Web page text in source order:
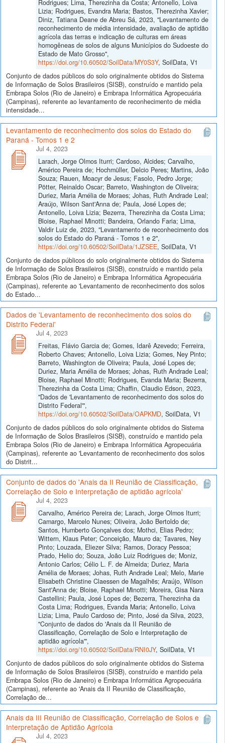
Rodrigues; Lima, Therezinha da Costa; Antonello, Loiva
Lizia; Rodrigues, Evandra Maria; Bastos, Therezinha Xavier;
Diniz, Tatiana Deane de Abreu Sá, 2023, "Levantamento de
reconhecimento de média intensidade, avaliação de aptidão
agrícola das terras e indicação de culturas em áreas
homogêneas de solos de alguns Municípios do Sudoeste do
Estado de Mato Grosso",
https://doi.org/10.60502/SoilData/MY0S3Y, SoilData, V1
Conjunto de dados públicos do solo originalmente obtidos do Sistema
de Informação de Solos Brasileiros (SISB), construído e mantido pela
Embrapa Solos (Rio de Janeiro) e Embrapa Informática Agropecuária
(Campinas), referente ao levantamento de reconhecimento de média
intensidade...
Levantamento de reconhecimento dos solos do Estado do
Paraná - Tomos 1 e 2
Jul 4, 2023
Larach, Jorge Olmos Iturri; Cardoso, Alcides; Carvalho,
Américo Pereira de; Hochmüller, Delcio Peres; Martins, João
Souza; Rauen, Moacyr de Jesus; Fasolo, Pedro Jorge;
Pötter, Reinaldo Oscar; Barreto, Washington de Oliveira;
Duriez, Maria Amélia de Moraes; Johas, Ruth Andrade Leal;
Araújo, Wilson Sant'Anna de; Paula, José Lopes de;
Antonello, Loiva Lizia; Bezerra, Therezinha da Costa Lima;
Bloise, Raphael Minotti; Bandeira, Orlando Faria; Lima,
Valdir Luiz de, 2023, "Levantamento de reconhecimento dos
solos do Estado do Paraná - Tomos 1 e 2",
https://doi.org/10.60502/SoilData/1JZSEE, SoilData, V1
Conjunto de dados públicos do solo originalmente obtidos do Sistema
de Informação de Solos Brasileiros (SISB), construído e mantido pela
Embrapa Solos (Rio de Janeiro) e Embrapa Informática Agropecuária
(Campinas), referente ao 'Levantamento de reconhecimento dos solos
do Estado...
Dados de 'Levantamento de reconhecimento dos solos do
Distrito Federal'
Jul 4, 2023
Freitas, Flávio Garcia de; Gomes, Idarê Azevedo; Ferreira,
Roberto Chaves; Antonello, Loiva Lizia; Gomes, Ney Pinto;
Barreto, Washington de Oliveira; Paula, José Lopes de;
Duriez, Maria Amélia de Moraes; Johas, Ruth Andrade Leal;
Bloise, Raphael Minotti; Rodrigues, Evanda Maria; Bezerra,
Therezinha da Costa Lima; Chaffin, Claudio Edson, 2023,
"Dados de 'Levantamento de reconhecimento dos solos do
Distrito Federal'",
https://doi.org/10.60502/SoilData/OAPKMD, SoilData, V1
Conjunto de dados públicos do solo originalmente obtidos do Sistema
de Informação de Solos Brasileiros (SISB), construído e mantido pela
Embrapa Solos (Rio de Janeiro) e Embrapa Informática Agropecuária
(Campinas), referente ao 'Levantamento de reconhecimento dos solos
do Distrit...
Conjunto de dados do 'Anais da II Reunião de Classificação,
Correlação de Solo e Interpretação de aptidão agrícola'
Jul 4, 2023
Carvalho, Américo Pereira de; Larach, Jorge Olmos Iturri;
Camargo, Marcelo Nunes; Oliveira, João Bertoldo de;
Santos, Humberto Gonçalves dos; Mothci, Elias Pedro;
Wittern, Klaus Peter; Conceição, Mauro da; Tavares, Ney
Pinto; Louzada, Eliezer Silva; Ramos, Doracy Pessoa;
Prado, Helio do; Souza, João Luiz Rodrigues de; Moniz,
Antonio Carlos; Célio L. F. de Almeida; Duriez, Maria
Amélia de Moraes; Johas, Ruth Andrade Leal; Melo, Marie
Elisabeth Christine Claessen de Magalhẽs; Araújo, Wilson
Sant'Anna de; Bloise, Raphael Minotti; Moreira, Gisa Nara
Castellini; Paula, José Lopes de; Bezerra, Therezinha da
Costa Lima; Rodrigues, Evanda Maria; Antonello, Loiva
Lizia; Lima, Paulo Cardoso de; Pinto, José da Silva, 2023,
"Conjunto de dados do 'Anais da II Reunião de
Classificação, Correlação de Solo e Interpretação de
aptidão agrícola'",
https://doi.org/10.60502/SoilData/RNI0JY, SoilData, V1
Conjunto de dados públicos do solo originalmente obtidos do Sistema
de Informação de Solos Brasileiros (SISB), construído e mantido pela
Embrapa Solos (Rio de Janeiro) e Embrapa Informática Agropecuária
(Campinas), referente ao 'Anais da II Reunião de Classificação,
Correlação de...
Anais da III Reunião de Classificação, Correlação de Solos e
Interpretação de Aptidão Agrícola
Jul 4, 2023